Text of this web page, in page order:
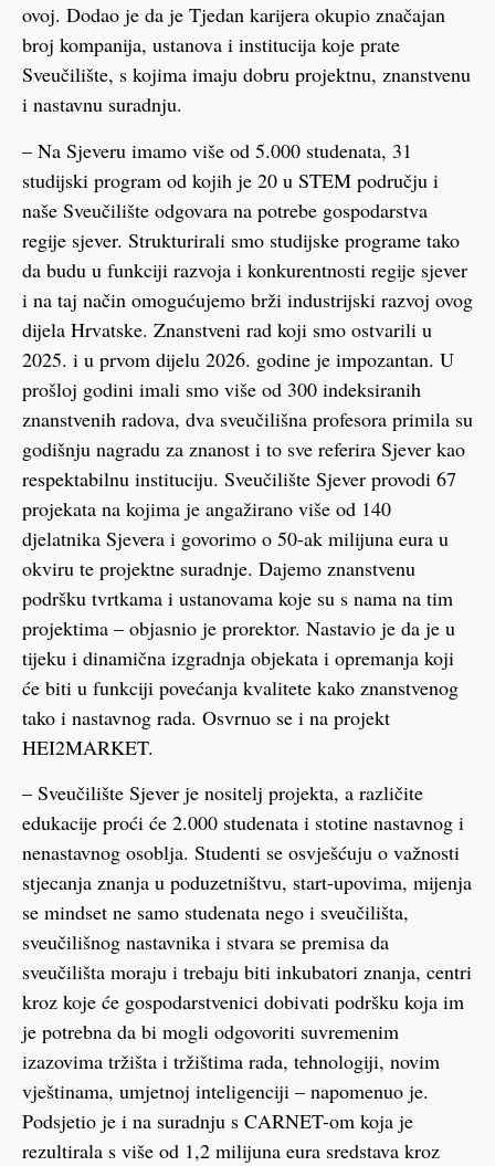
ovoj. Dodao je da je Tjedan karijera okupio značajan
broj kompanija, ustanova i institucija koje prate
Sveučilište, s kojima imaju dobru projektnu, znanstvenu
i nastavnu suradnju.
– Na Sjeveru imamo više od 5.000 studenata, 31
studijski program od kojih je 20 u STEM području i
naše Sveučilište odgovara na potrebe gospodarstva
regije sjever. Strukturirali smo studijske programe tako
da budu u funkciji razvoja i konkurentnosti regije sjever
i na taj način omogućujemo brži industrijski razvoj ovog
dijela Hrvatske. Znanstveni rad koji smo ostvarili u
2025. i u prvom dijelu 2026. godine je impozantan. U
prošloj godini imali smo više od 300 indeksiranih
znanstvenih radova, dva sveučilišna profesora primila su
godišnju nagradu za znanost i to sve referira Sjever kao
respektabilnu instituciju. Sveučilište Sjever provodi 67
projekata na kojima je angažirano više od 140
djelatnika Sjevera i govorimo o 50-ak milijuna eura u
okviru te projektne suradnje. Dajemo znanstvenu
podršku tvrtkama i ustanovama koje su s nama na tim
projektima – objasnio je prorektor. Nastavio je da je u
tijeku i dinamična izgradnja objekata i opremanja koji
će biti u funkciji povećanja kvalitete kako znanstvenog
tako i nastavnog rada. Osvrnuo se i na projekt
HEI2MARKET.
– Sveučilište Sjever je nositelj projekta, a različite
edukacije proći će 2.000 studenata i stotine nastavnog i
nenastavnog osoblja. Studenti se osvješćuju o važnosti
stjecanja znanja u poduzetništvu, start-upovima, mijenja
se mindset ne samo studenata nego i sveučilišta,
sveučilišnog nastavnika i stvara se premisa da
sveučilišta moraju i trebaju biti inkubatori znanja, centri
kroz koje će gospodarstvenici dobivati podršku koja im
je potrebna da bi mogli odgovoriti suvremenim
izazovima tržišta i tržištima rada, tehnologiji, novim
vještinama, umjetnoj inteligenciji – napomenuo je.
Podsjetio je i na suradnju s CARNET-om koja je
rezultirala s više od 1,2 milijuna eura sredstava kroz